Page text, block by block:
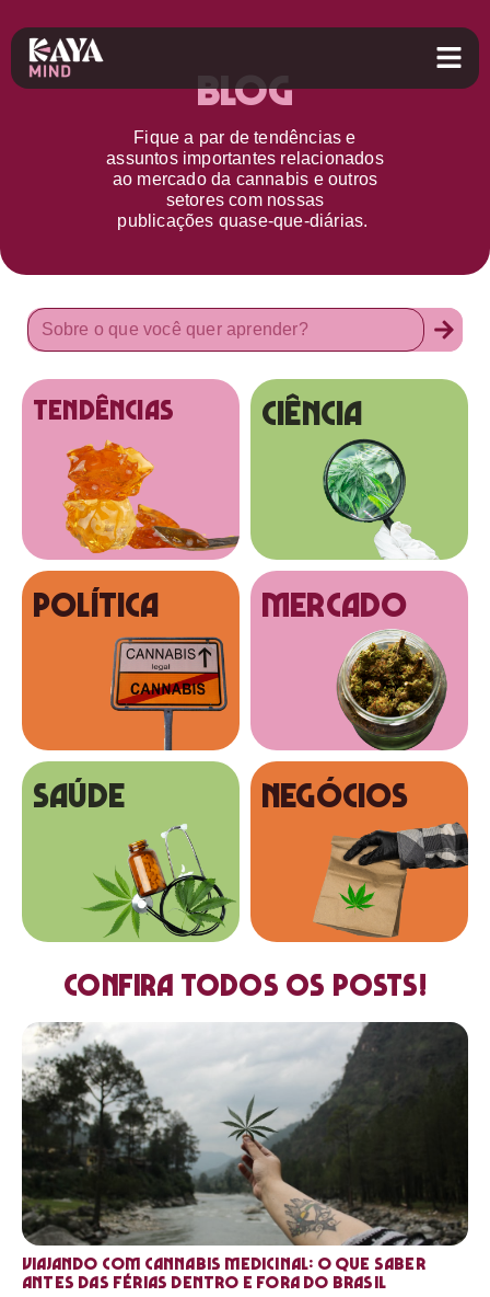
Blog
Fique a par detendências e
assuntos importantes relacionados
ao mercado da cannabis e outros
setorescom nossas
publicações quase-que-diárias.
tendências Ciência
Política MERCADO
SAÚDE NEGÓCIOS
Confira todos os posts!
Viajando com cannabis medicinal: o que saber
antes das férias dentro e fora do Brasil